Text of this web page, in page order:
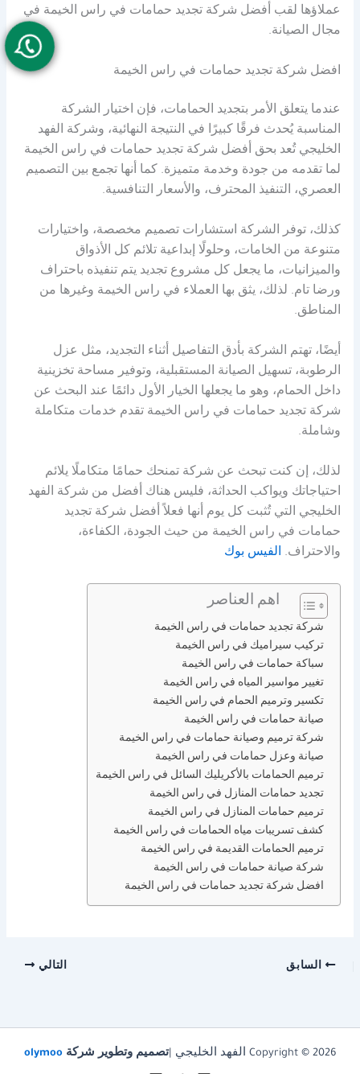
عملاؤها لقب أفضل شركة تجديد حمامات في راس الخيمة في
مجال الصيانة.
افضل شركة تجديد حمامات في راس الخيمة
عندما يتعلق الأمر بتجديد الحمامات، فإن اختيار الشركة
المناسبة يُحدث فرقًا كبيرًا في النتيجة النهائية، وشركة الفهد
الخليجي تُعد بحق أفضل شركة تجديد حمامات في راس الخيمة
لما تقدمه من جودة وخدمة متميزة. كما أنها تجمع بين التصميم
العصري، التنفيذ المحترف، والأسعار التنافسية.
كذلك، توفر الشركة استشارات تصميم مخصصة، واختيارات
متنوعة من الخامات، وحلولًا إبداعية تلائم كل الأذواق
والميزانيات، ما يجعل كل مشروع تجديد يتم تنفيذه باحتراف
ورضا تام. لذلك، يثق بها العملاء في راس الخيمة وغيرها من
المناطق.
أيضًا، تهتم الشركة بأدق التفاصيل أثناء التجديد، مثل عزل
الرطوبة، تسهيل الصيانة المستقبلية، وتوفير مساحة تخزينية
داخل الحمام، وهو ما يجعلها الخيار الأول دائمًا عند البحث عن
شركة تجديد حمامات في راس الخيمة تقدم خدمات متكاملة
وشاملة.
لذلك، إن كنت تبحث عن شركة تمنحك حمامًا متكاملًا يلائم
احتياجاتك ويواكب الحداثة، فليس هناك أفضل من شركة الفهد
الخليجي التي تُثبت كل يوم أنها فعلاً أفضل شركة تجديد
حمامات في راس الخيمة من حيث الجودة، الكفاءة،
والاحتراف. الفيس بوك
اهم العناصر
شركة تجديد حمامات في راس الخيمة
تركيب سيراميك في راس الخيمة
سباكة حمامات في راس الخيمة
تغيير مواسير المياه في راس الخيمة
تكسير وترميم الحمام في راس الخيمة
صيانة حمامات في راس الخيمة
شركة ترميم وصيانة حمامات في راس الخيمة
صيانة وعزل حمامات في راس الخيمة
ترميم الحمامات بالأكريليك السائل في راس الخيمة
تجديد حمامات المنازل في راس الخيمة
ترميم حمامات المنازل في راس الخيمة
كشف تسريبات مياه الحمامات في راس الخيمة
ترميم الحمامات القديمة في راس الخيمة
شركة صيانة حمامات في راس الخيمة
افضل شركة تجديد حمامات في راس الخيمة
السابق التالي
Copyright © 2026 الفهد الخليجي | تصميم وتطوير شركةolymoo